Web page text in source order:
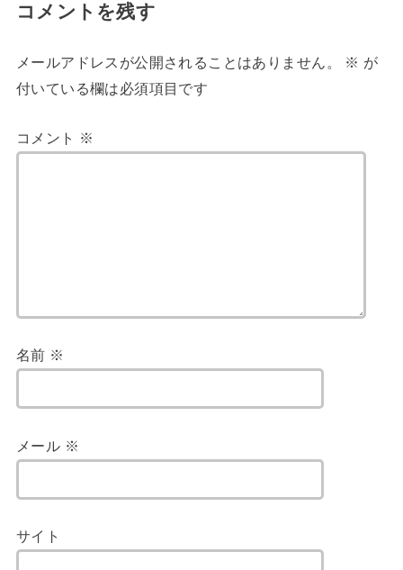
コメントを残す
メールアドレスが公開されることはありません。 ※ が
付いている欄は必須項目です
コメント ※
名前 ※
メール ※
サイト